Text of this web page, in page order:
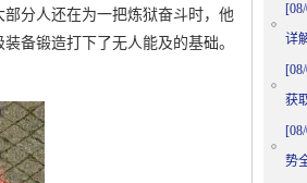
分人还在为一把炼狱奋斗时，他
备锻造打下了无人能及的基础。
详
获
势